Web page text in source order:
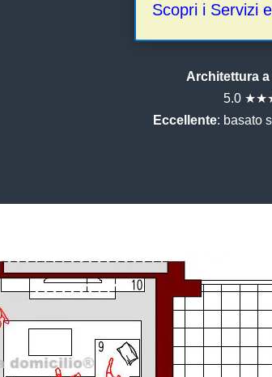
Scopri i Servizi
Architettura
5.0
Eccellente: basato